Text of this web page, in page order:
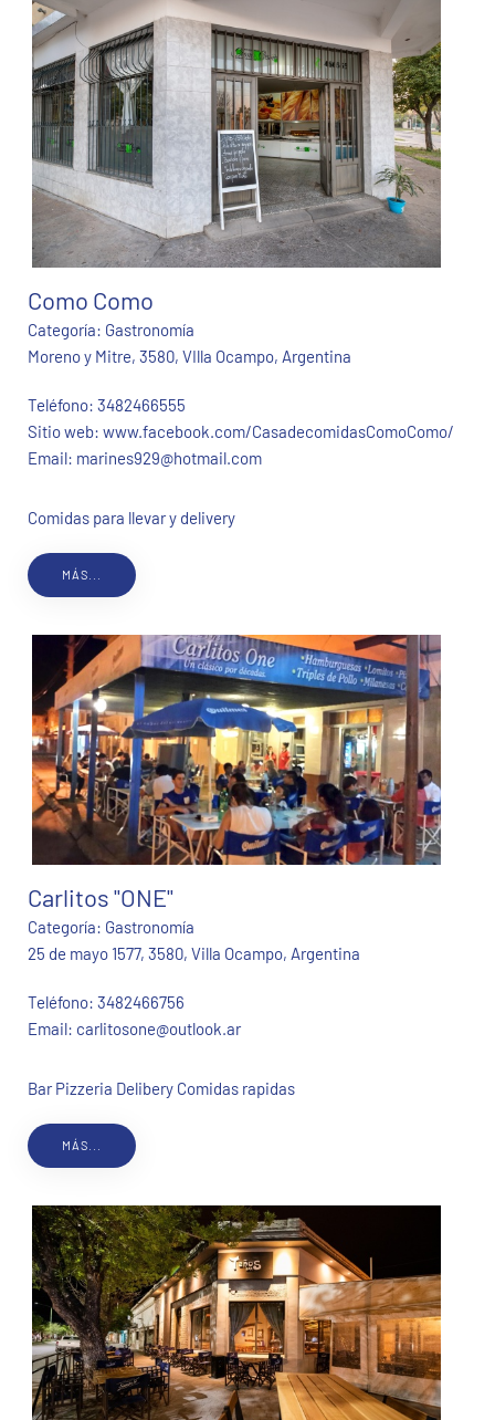
Como Como
Categoría: Gastronomía
Moreno y Mitre, 3580, VIlla Ocampo, Argentina
Teléfono: 3482466555
Sitio web: www.facebook.com/CasadecomidasComoComo/
Email: marines929@hotmail.com
Comidas para llevar y delivery
MÁS...
Carlitos "ONE"
Categoría: Gastronomía
25 de mayo 1577, 3580, Villa Ocampo, Argentina
Teléfono: 3482466756
Email: carlitosone@outlook.ar
Bar Pizzeria Delibery Comidas rapidas
MÁS...